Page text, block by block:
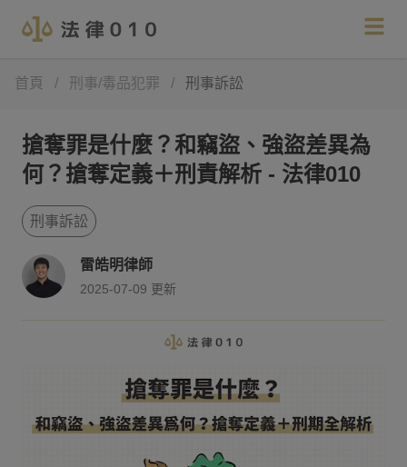
首頁 / 刑事/毒品犯罪 / 刑事訴訟
搶奪罪是什麼？和竊盜、強盜差異為
何？搶奪定義＋刑責解析 - 法律010
刑事訴訟
雷皓明律師
2025-07-09 更新